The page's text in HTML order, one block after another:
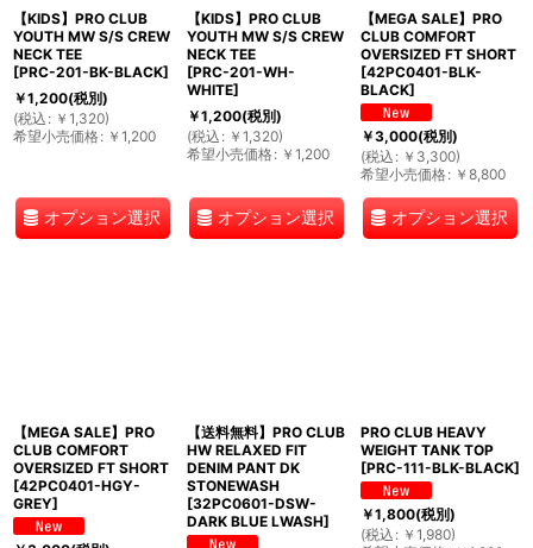
【KIDS】PRO CLUB
YOUTH MW S/S CREW
NECK TEE
[PRC-201-BK-BLACK]
￥1,200(税別)
(税込 : ￥ 1,320)
希望小売価格: ￥ 1,200
オプション選択
【KIDS】PRO CLUB
YOUTH MW S/S CREW
NECK TEE
[PRC-201-WH-
WHITE]
￥1,200(税別)
(税込 : ￥ 1,320)
希望小売価格: ￥ 1,200
オプション選択
【MEGA SALE】PRO
CLUB COMFORT
OVERSIZED FT SHORT
[42PC0401-BLK-
BLACK]
￥3,000(税別)
(税込 : ￥ 3,300)
希望小売価格: ￥ 8,800
オプション選択
【MEGA SALE】PRO
CLUB COMFORT
OVERSIZED FT SHORT
[42PC0401-HGY-
GREY]
【送料無料】PRO CLUB
HW RELAXED FIT
DENIM PANT DK
STONEWASH
[32PC0601-DSW-
DARK BLUE LWASH]
PRO CLUB HEAVY
WEIGHT TANK TOP
[PRC-111-BLK-BLACK]
￥1,800(税別)
(税込 : ￥ 1,980)